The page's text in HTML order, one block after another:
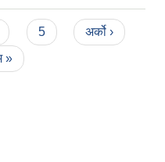
5
अर्को ›
»